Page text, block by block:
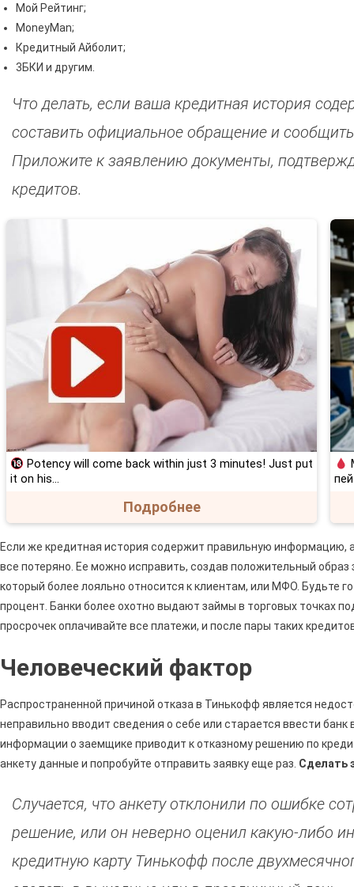
Мой Рейтинг;
MoneyMan;
Кредитный Айболит;
3БКИ и другим.
Что делать, если ваша кредитная история
составить официальное обращение и
Приложите к заявлению документы,
кредитов.
Potency will come back within just 3 minutes! Just put
it on his…
Подробнее
Если же кредитная история содержит правильную информацию,
все потеряно. Ее можно исправить, создав положительный
который более лояльно относится к клиентам, или МФО. Будьте
процент. Банки более охотно выдают займы в торговых точках
просрочек оплачивайте все платежи, и после пары таких
Человеческий фактор
Распространенной причиной отказа в Тинькофф является
неправильно вводит сведения о себе или старается ввести
информации о заемщике приводит к отказному решению по
анкету данные и попробуйте отправить заявку еще раз. Сделать
Случается, что анкету отклонили по ошибке
решение, или он неверно оценил какую-либо
кредитную карту Тинькофф после